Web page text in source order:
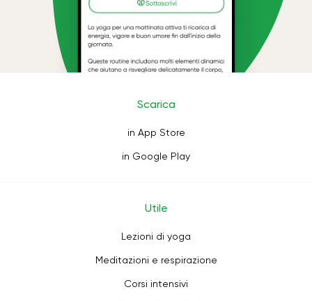
Scarica
in App Store
in Google Play
Utile
Lezioni di yoga
Meditazioni e respirazione
Corsi intensivi